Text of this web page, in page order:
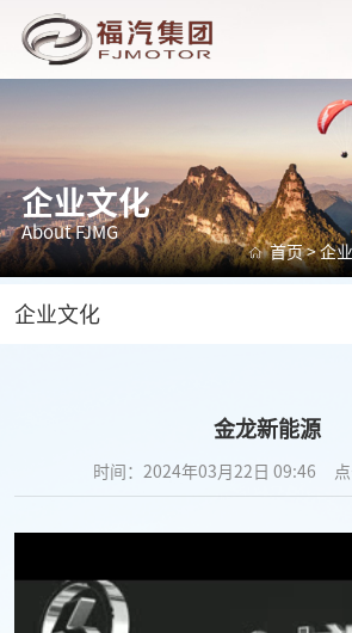
企业文化
About FJMG
首页>企
企业文化
金龙新能源
时间：2024年03月22日 09:46